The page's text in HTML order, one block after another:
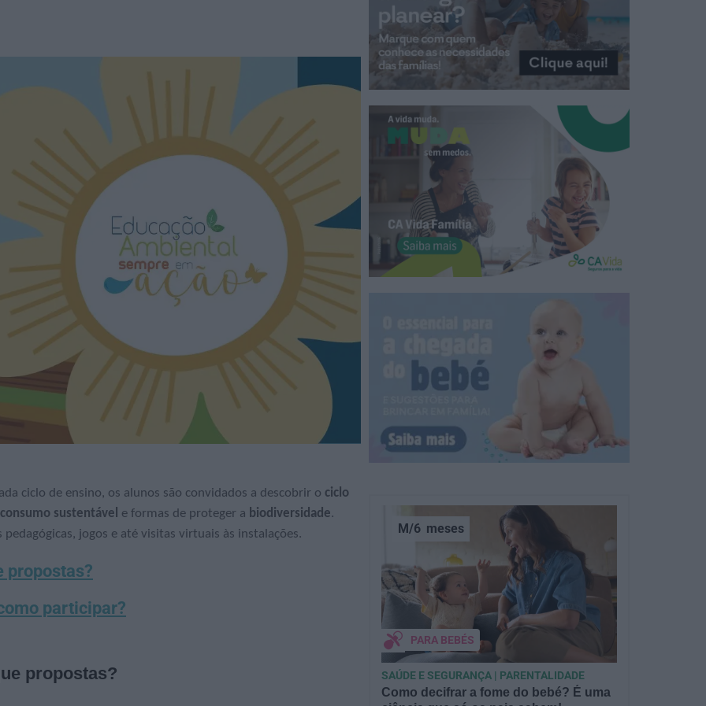
ciclo de ensino, os alunos são convidados a descobrir o ciclo
consumo sustentável e formas de proteger a biodiversidade.
jogos e até visitas virtuais às instalações.
propostas?
participar?
propostas?
Como decifrar a fome do bebé? É uma
M/6 meses
PARA BEBÉS
SAÚDE E SEGURANÇA | PARENTALIDADE